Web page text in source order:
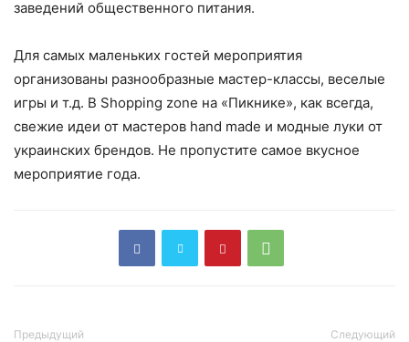
заведений общественного питания.
Для самых маленьких гостей мероприятия
организованы разнообразные мастер-классы, веселые
игры и т.д. В Shopping zone на «Пикнике», как всегда,
свежие идеи от мастеров hand made и модные луки от
украинских брендов. Не пропустите самое вкусное
мероприятие года.
Предыдущий Следующий